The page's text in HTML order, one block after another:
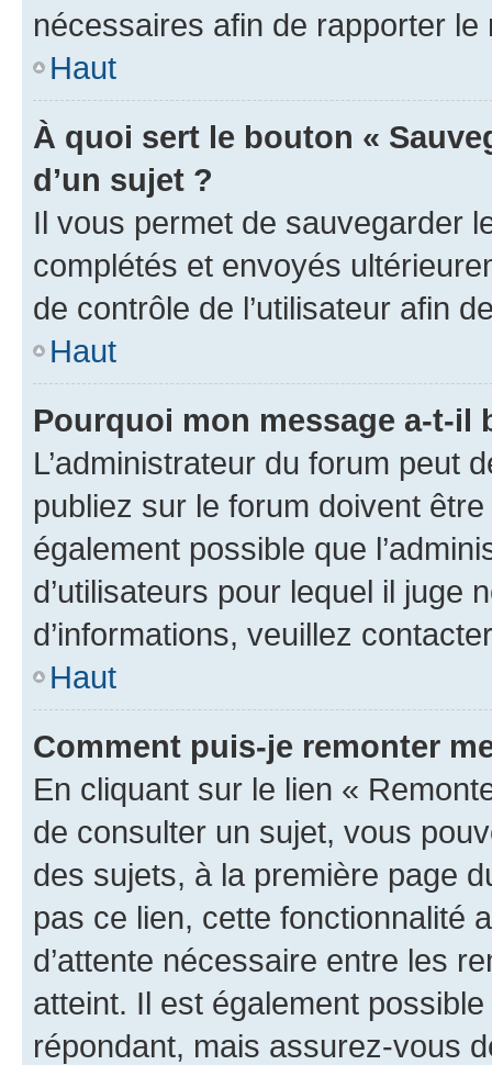
nécessaires afin de rapporter le
Haut
À quoi sert le bouton «
d’un sujet ?
Il vous permet de sauvegarder
complétés et envoyés
de contrôle de l’utilisateur afin
Haut
Pourquoi mon message a-t-il
L’administrateur du forum peut
publiez sur le forum doivent
également possible que
d’utilisateurs pour lequel il juge
d’informations, veuillez
Haut
Comment puis-je remonter
En cliquant sur le lien «
de consulter un sujet, vous
des sujets, à la première page
pas ce lien, cette fonctionnalité
d’attente nécessaire entre les
atteint. Il est également
répondant, mais assurez-vous